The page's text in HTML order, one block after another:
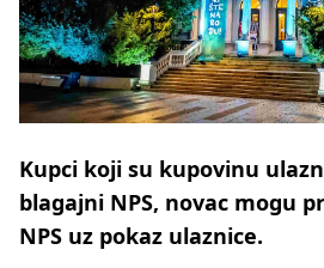
Kupci koji su kupovinu
blagajni NPS, novac mogu
NPS uz pokaz ulaznice.